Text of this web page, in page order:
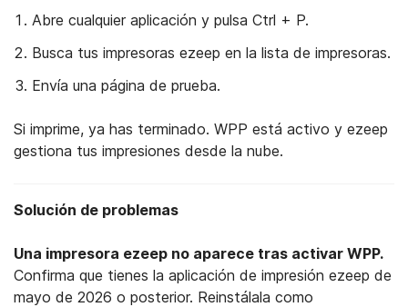
Abre cualquier aplicación y pulsa Ctrl + P.
Busca tus impresoras ezeep en la lista de impresoras.
Envía una página de prueba.
Si imprime, ya has terminado. WPP está activo y ezeep
gestiona tus impresiones desde la nube.
Solución de problemas
Una impresora ezeep no aparece tras activar WPP.
Confirma que tienes la aplicación de impresión ezeep de
mayo de 2026 o posterior. Reinstálala como